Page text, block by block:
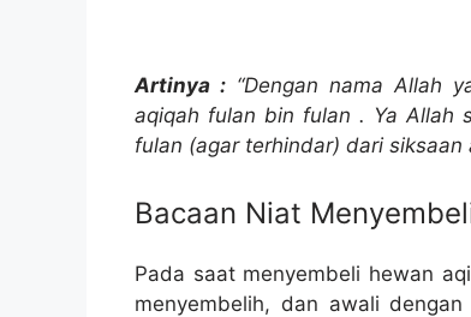
Artinya : “Dengan nama Allah
aqiqah fulan bin fulan . Ya Allah
fulan (agar terhindar) dari siksaan
Bacaan Niat
Pada saat menyembeli hewan
menyembelih, dan awali